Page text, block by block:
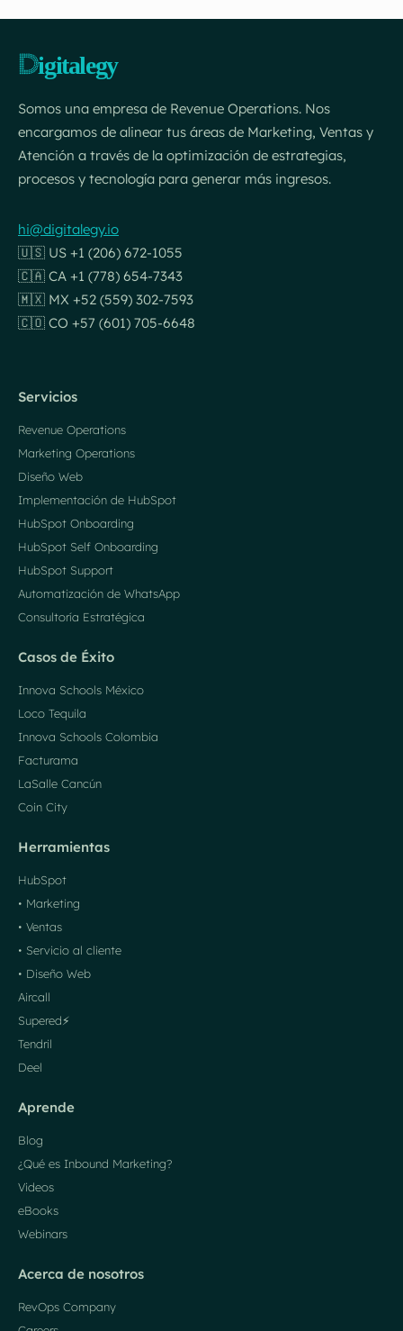
Somos una empresa de Revenue Operations. Nos
encargamos de alinear tus áreas de Marketing, Ventas y
Atención a través de la optimización de estrategias,
procesos y tecnología para generar más ingresos.
hi@digitalegy.io
🇺🇸 US +1 (206) 672-1055
🇨🇦 CA +1 (778) 654-7343
🇲🇽 MX +52 (559) 302-7593
🇨🇴 CO +57 (601) 705-6648
Servicios
Revenue Operations
Marketing Operations
Diseño Web
Implementación de HubSpot
HubSpot Onboarding
HubSpot Self Onboarding
HubSpot Support
Automatización de WhatsApp
Consultoría Estratégica
Casos de Éxito
Innova Schools México
Loco Tequila
Innova Schools Colombia
Facturama
LaSalle Cancún
Coin City
Herramientas
HubSpot
• Marketing
• Ventas
• Servicio al cliente
• Diseño Web
Aircall
Supered⚡️
Tendril
Deel
Aprende
Blog
¿Qué es Inbound Marketing?
Videos
eBooks
Webinars
Acerca de nosotros
RevOps Company